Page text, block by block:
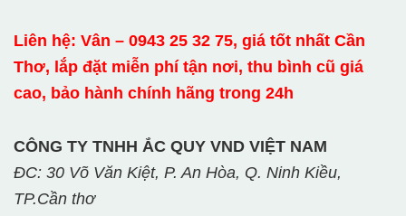
Liên hệ: Vân – 0943 25 32 75, giá tốt nhất Cần
Thơ, lắp đặt miễn phí tận nơi, thu bình cũ giá
cao, bảo hành chính hãng trong 24h
CÔNG TY TNHH ẮC QUY VND VIỆT NAM
ĐC: 30 Võ Văn Kiệt, P. An Hòa, Q. Ninh Kiều,
TP.Cần thơ